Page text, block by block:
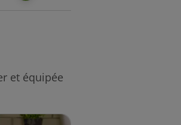
et équipée